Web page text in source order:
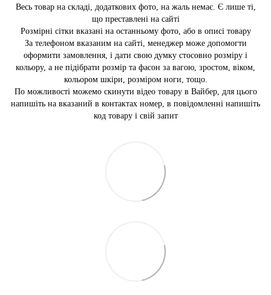
Весь товар на складі, додаткових фото, на жаль немає. Є лише ті,
що преставлені на сайті
Розмірні сітки вказані на останньому фото, або в описі товару
За телефоном вказаним на сайті, менеджер може допомогти
оформити замовлення, і дати свою думку стосовно розміру і
кольору, а не підібрати розмір та фасон за вагою, зростом, віком,
кольором шкіри, розміром ноги, тощо.
По можливості можемо скинути відео товару в Вайбер, для цього
напишіть на вказаний в контактах номер, в повідомленні напишіть
код товару і свій запит